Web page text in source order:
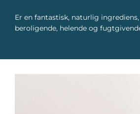
Er en fantastisk, naturlig
beroligende, helende og